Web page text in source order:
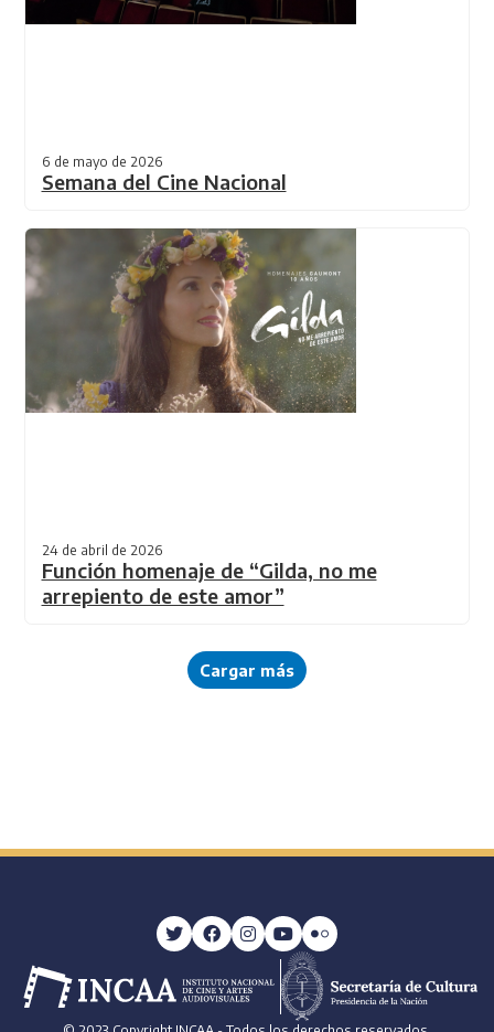
6 de mayo de 2026
Semana del Cine Nacional
24 de abril de 2026
Función homenaje de “Gilda, no me
arrepiento de este amor”
Cargar más